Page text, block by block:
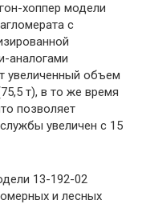
хоппер модели
с
аналогами
увеличенный объем
т), в то же время
позволяет
увеличен с 15
13-192-02
и лесных